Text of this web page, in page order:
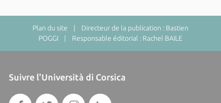
Plan du site | Directeur de la publication : Bastien
POGGI | Responsable éditorial : Rachel BAILE
Suivre l'Università di Corsica